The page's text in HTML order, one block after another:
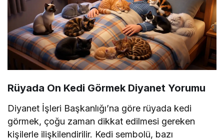
Rüyada On Kedi Görmek Diyanet Yorumu
Diyanet İşleri Başkanlığı’na göre rüyada kedi
görmek, çoğu zaman dikkat edilmesi gereken
kişilerle ilişkilendirilir. Kedi sembolü, bazı